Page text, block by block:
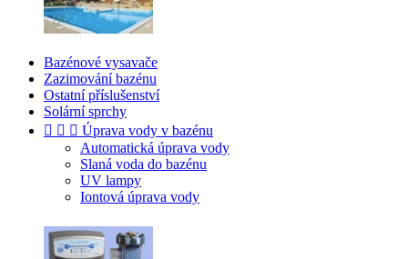
Bazénové vysavače
Zazimování bazénu
Ostatní příslušenství
Solární sprchy
   Úprava vody v bazénu
Automatická úprava vody
Slaná voda do bazénu
UV lampy
Iontová úprava vody